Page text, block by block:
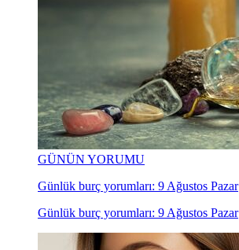
GÜNÜN YORUMU
Günlük burç yorumları: 9 Ağustos Pazar
Günlük burç yorumları: 9 Ağustos Pazar